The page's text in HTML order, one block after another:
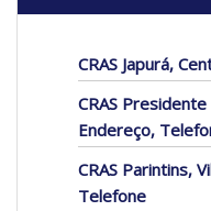
CRAS Japurá,
CRAS
Endereço,
CRAS Parintins,
Telefone